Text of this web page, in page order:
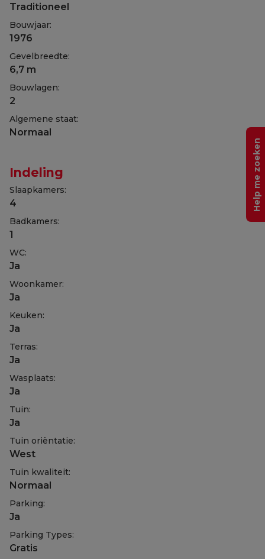
Traditioneel
Bouwjaar:
1976
Gevelbreedte:
6,7 m
Bouwlagen:
2
Algemene staat:
Normaal
Indeling
Slaapkamers:
4
Badkamers:
1
WC:
Ja
Woonkamer:
Ja
Keuken:
Ja
Terras:
Ja
Wasplaats:
Ja
Tuin:
Ja
Tuin oriëntatie:
West
Tuin kwaliteit:
Normaal
Parking:
Ja
Parking Types:
Gratis
Help me zoeken